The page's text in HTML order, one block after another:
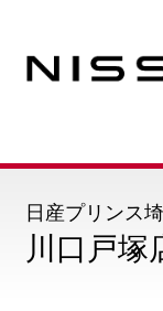
川口戸塚
日産プリンス